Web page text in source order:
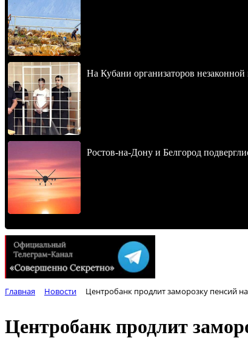
На Кубани организаторов
Ростов-на-Дону и Белгород
Главная Новости Центробанк продлит заморозку пенсий
Центробанк продлит